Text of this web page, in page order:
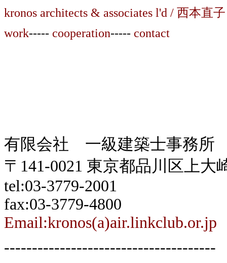
kronos architects & associates l'd / 西本直子
work----- cooperation----- contact
有限会社 一級建築士事務所
〒141-0021 東京都品川区上
tel:03-3779-2001
fax:03-3779-4800
Email:kronos(a)air.linkclub.or.jp
--------------------------------------